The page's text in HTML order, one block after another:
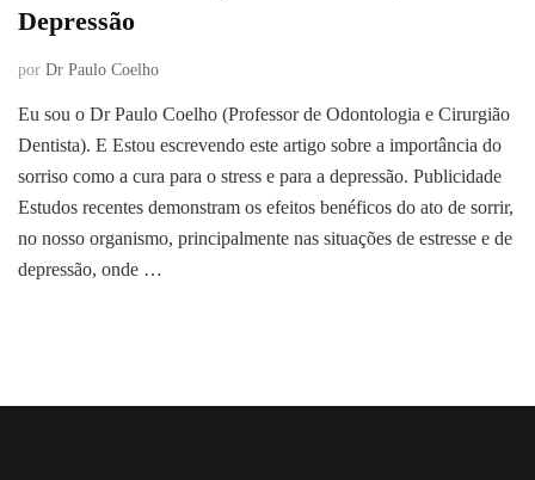
Depressão
por Dr Paulo Coelho
Eu sou o Dr Paulo Coelho (Professor de Odontologia e Cirurgião
Dentista). E Estou escrevendo este artigo sobre a importância do
sorriso como a cura para o stress e para a depressão. Publicidade
Estudos recentes demonstram os efeitos benéficos do ato de sorrir,
no nosso organismo, principalmente nas situações de estresse e de
depressão, onde …